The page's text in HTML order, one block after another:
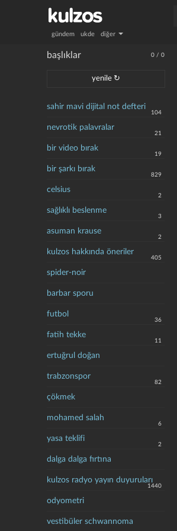
gündem ukde diğer
0 /0
başlıklar
yenile ↻
sahir mavi dijital not defteri
104
nevrotik palavralar
21
bir video bırak
19
bir şarkı bırak
829
celsius
2
sağlıklı beslenme
3
asuman krause
2
kulzos hakkında öneriler
405
spider-noir
barbar sporu
futbol
36
fatih tekke
11
ertuğrul doğan
trabzonspor
82
çökmek
mohamed salah
6
yasa teklifi
2
dalga dalga fırtına
kulzos radyo yayın duyuruları
1440
odyometri
vestibüler schwannoma